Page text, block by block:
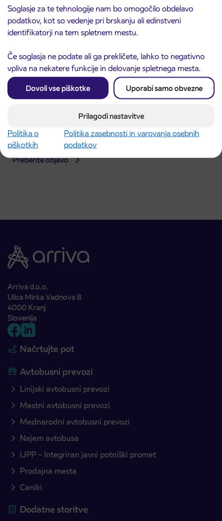
Soglasje za te tehnologije nam bo omogočilo obdelavo
podatkov, kot so vedenje pri brskanju ali edinstveni
identifikatorji na tem spletnem mestu.
Če soglasja ne podate ali ga prekličete, lahko to negativno
vpliva na nekatere funkcije in delovanje spletnega mesta.
Dovoli vse piškotke Uporabi samo obvezne
Prilagodi nastavitve
Politika o
piškotkih
Politika zasebnosti in varovanja osebnih
podatkov
31. 7. 2026
Obvestilo o popolni zapori dela Škofjeloške
ceste v Stražišču pri Kranju
Kranj
Preberite objavo
Arriva d.o.o.
Ulica Mirka Vadnova 8
4000 Kranj
Slovenija
Načrtujte pot
Avtobusni prevozi
Linijski avtobusni prevozi
Mestni avtobusni prevozi
Mednarodni avtobusni prevozi
Najem avtobusa
IJPP – Integriran javni potniški promet
Prodajna mesta
Ceniki
Dodatne storitve